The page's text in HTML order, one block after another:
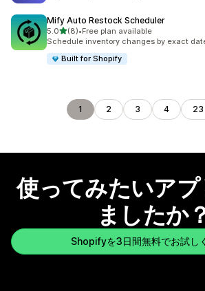
Mify Auto Restock Scheduler
5.05つ星中
(8)
合計レビュー数：8件
•Free plan available
Schedule inventory changes by exact
Built for Shopify
1 2 3 4 23
使ってみたいアプ
ましたか
Shopifyを3日間無料でお試し